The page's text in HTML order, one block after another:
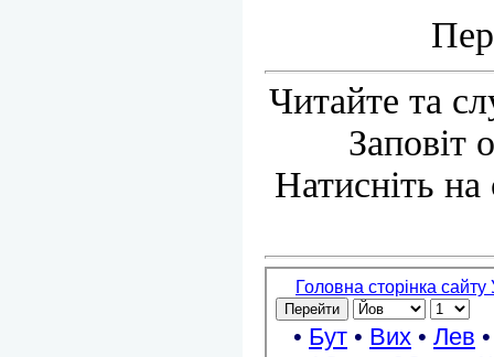
Читайте та
Заповіт
Натисніть